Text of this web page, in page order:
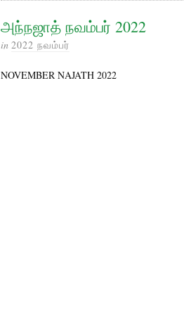
அந்நஜாத் நவம்பர் 2022
in 2022 நவம்பர்
NOVEMBER NAJATH 2022